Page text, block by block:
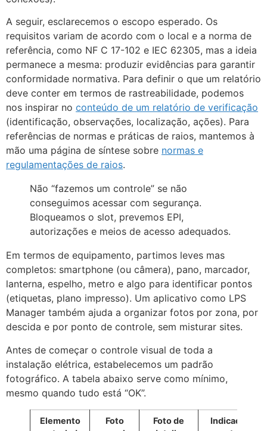
A seguir, esclarecemos o escopo esperado. Os
requisitos variam de acordo com o local e a norma de
referência, como NF C 17-102 e IEC 62305, mas a ideia
permanece a mesma: produzir evidências para garantir
conformidade normativa. Para definir o que um relatório
deve conter em termos de rastreabilidade, podemos
nos inspirar no conteúdo de um relatório de verificação
(identificação, observações, localização, ações). Para
referências de normas e práticas de raios, mantemos à
mão uma página de síntese sobre normas e
regulamentações de raios.
Não “fazemos um controle” se não
conseguimos acessar com segurança.
Bloqueamos o slot, prevemos EPI,
autorizações e meios de acesso adequados.
Em termos de equipamento, partimos leves mas
completos: smartphone (ou câmera), pano, marcador,
lanterna, espelho, metro e algo para identificar pontos
(etiquetas, plano impresso). Um aplicativo como LPS
Manager também ajuda a organizar fotos por zona, por
descida e por ponto de controle, sem misturar sites.
Antes de começar o controle visual de toda a
instalação elétrica, estabelecemos um padrão
fotográfico. A tabela abaixo serve como mínimo,
mesmo quando tudo está “OK”.
Elemento
Foto
Foto de
Indicador a